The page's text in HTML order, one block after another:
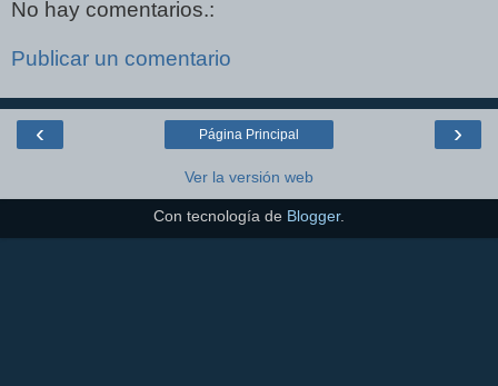
No hay comentarios.:
Publicar un comentario
‹ ›
Página Principal
Ver la versión web
Con tecnología de Blogger.